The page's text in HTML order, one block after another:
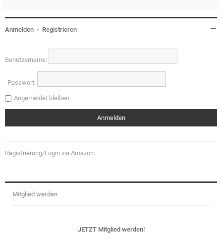
Anmelden • Registrieren
Benutzername:
Passwort:
Angemeldet bleiben
Registrierung/Login via Amazon:
Mitglied werden
JETZT Mitglied werden!